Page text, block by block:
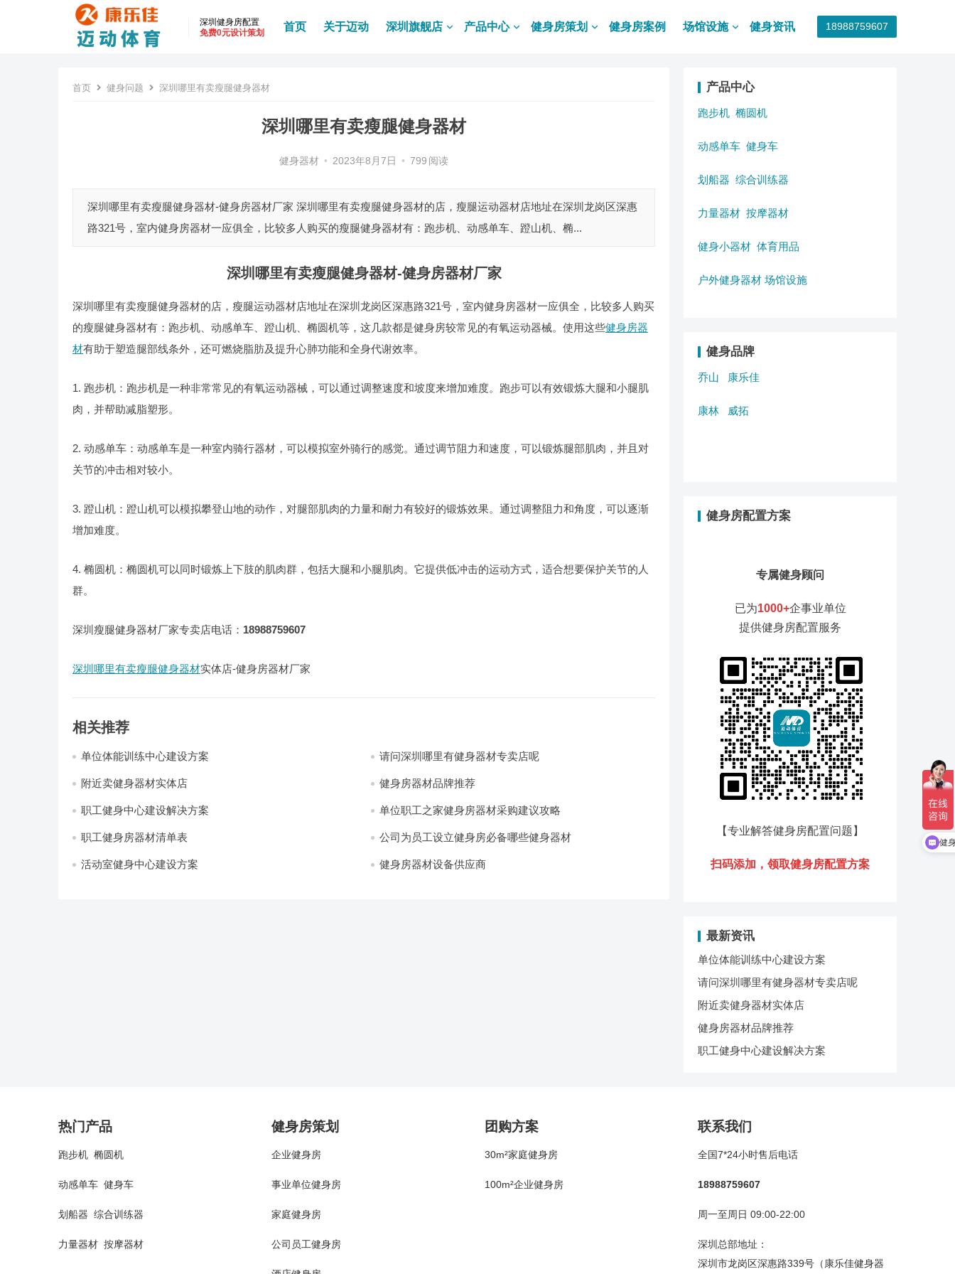
深圳健身房配置
免费0元设计策划
首页 关于迈动 深圳旗舰店 产品中心 健身房策划 健身房案例 场馆设施 健身资讯 18988759607
首页 健身问题 深圳哪里有卖瘦腿健身器材
深圳哪里有卖瘦腿健身器材
健身器材 • 2023年8月7日 • 799 阅读
深圳哪里有卖瘦腿健身器材-健身房器材厂家 深圳哪里有卖瘦腿健身器材的店，瘦腿运动器材店地址在深圳龙岗区深惠
路321号，室内健身房器材一应俱全，比较多人购买的瘦腿健身器材有：跑步机、动感单车、蹬山机、椭...
深圳哪里有卖瘦腿健身器材-健身房器材厂家
深圳哪里有卖瘦腿健身器材的店，瘦腿运动器材店地址在深圳龙岗区深惠路321号，室内健身房器材一应俱全，比较多人购买
的瘦腿健身器材有：跑步机、动感单车、蹬山机、椭圆机等，这几款都是健身房较常见的有氧运动器械。使用这些健身房器
材有助于塑造腿部线条外，还可燃烧脂肪及提升心肺功能和全身代谢效率。
1. 跑步机：跑步机是一种非常常见的有氧运动器械，可以通过调整速度和坡度来增加难度。跑步可以有效锻炼大腿和小腿肌
肉，并帮助减脂塑形。
2. 动感单车：动感单车是一种室内骑行器材，可以模拟室外骑行的感觉。通过调节阻力和速度，可以锻炼腿部肌肉，并且对
关节的冲击相对较小。
3. 蹬山机：蹬山机可以模拟攀登山地的动作，对腿部肌肉的力量和耐力有较好的锻炼效果。通过调整阻力和角度，可以逐渐
增加难度。
4. 椭圆机：椭圆机可以同时锻炼上下肢的肌肉群，包括大腿和小腿肌肉。它提供低冲击的运动方式，适合想要保护关节的人
群。
深圳瘦腿健身器材厂家专卖店电话： 18988759607
深圳哪里有卖瘦腿健身器材实体店-健身房器材厂家
相关推荐
单位体能训练中心建设方案 请问深圳哪里有健身器材专卖店呢
附近卖健身器材实体店 健身房器材品牌推荐
职工健身中心建设解决方案 单位职工之家健身房器材采购建议攻略
职工健身房器材清单表 公司为员工设立健身房必备哪些健身器材
活动室健身中心建设方案 健身房器材设备供应商
产品中心
跑步机 椭圆机
动感单车 健身车
划船器 综合训练器
力量器材 按摩器材
健身小器材 体育用品
户外健身器材 场馆设施
健身品牌
乔山 康乐佳
康林 威拓
健身房配置方案
专属健身顾问
已为1000+企事业单位
提供健身房配置服务
【专业解答健身房配置问题 】
扫码添加，领取健身房配置方案
最新资讯
单位体能训练中心建设方案
请问深圳哪里有健身器材专卖店呢
附近卖健身器材实体店
健身房器材品牌推荐
职工健身中心建设解决方案
热门产品
跑步机 椭圆机
动感单车 健身车
划船器 综合训练器
力量器材 按摩器材
健身房策划
企业健身房
事业单位健身房
家庭健身房
公司员工健身房
团购方案
30m²家庭健身房
100m²企业健身房
联系我们
全国7*24小时售后电话
18988759607
周一至周日 09:00-22:00
深圳总部地址：
深圳市龙岗区深惠路339号（康乐佳健身器
健